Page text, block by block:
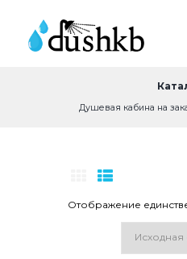
Душевая кабина на
Отображение